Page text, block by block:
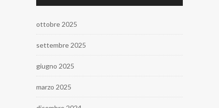
ottobre 2025
settembre 2025
giugno 2025
marzo 2025